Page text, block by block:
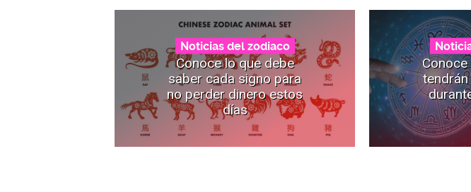
Noticias del zodiaco
Conoce lo que debe
saber cada signo para
no perder dinero estos
días